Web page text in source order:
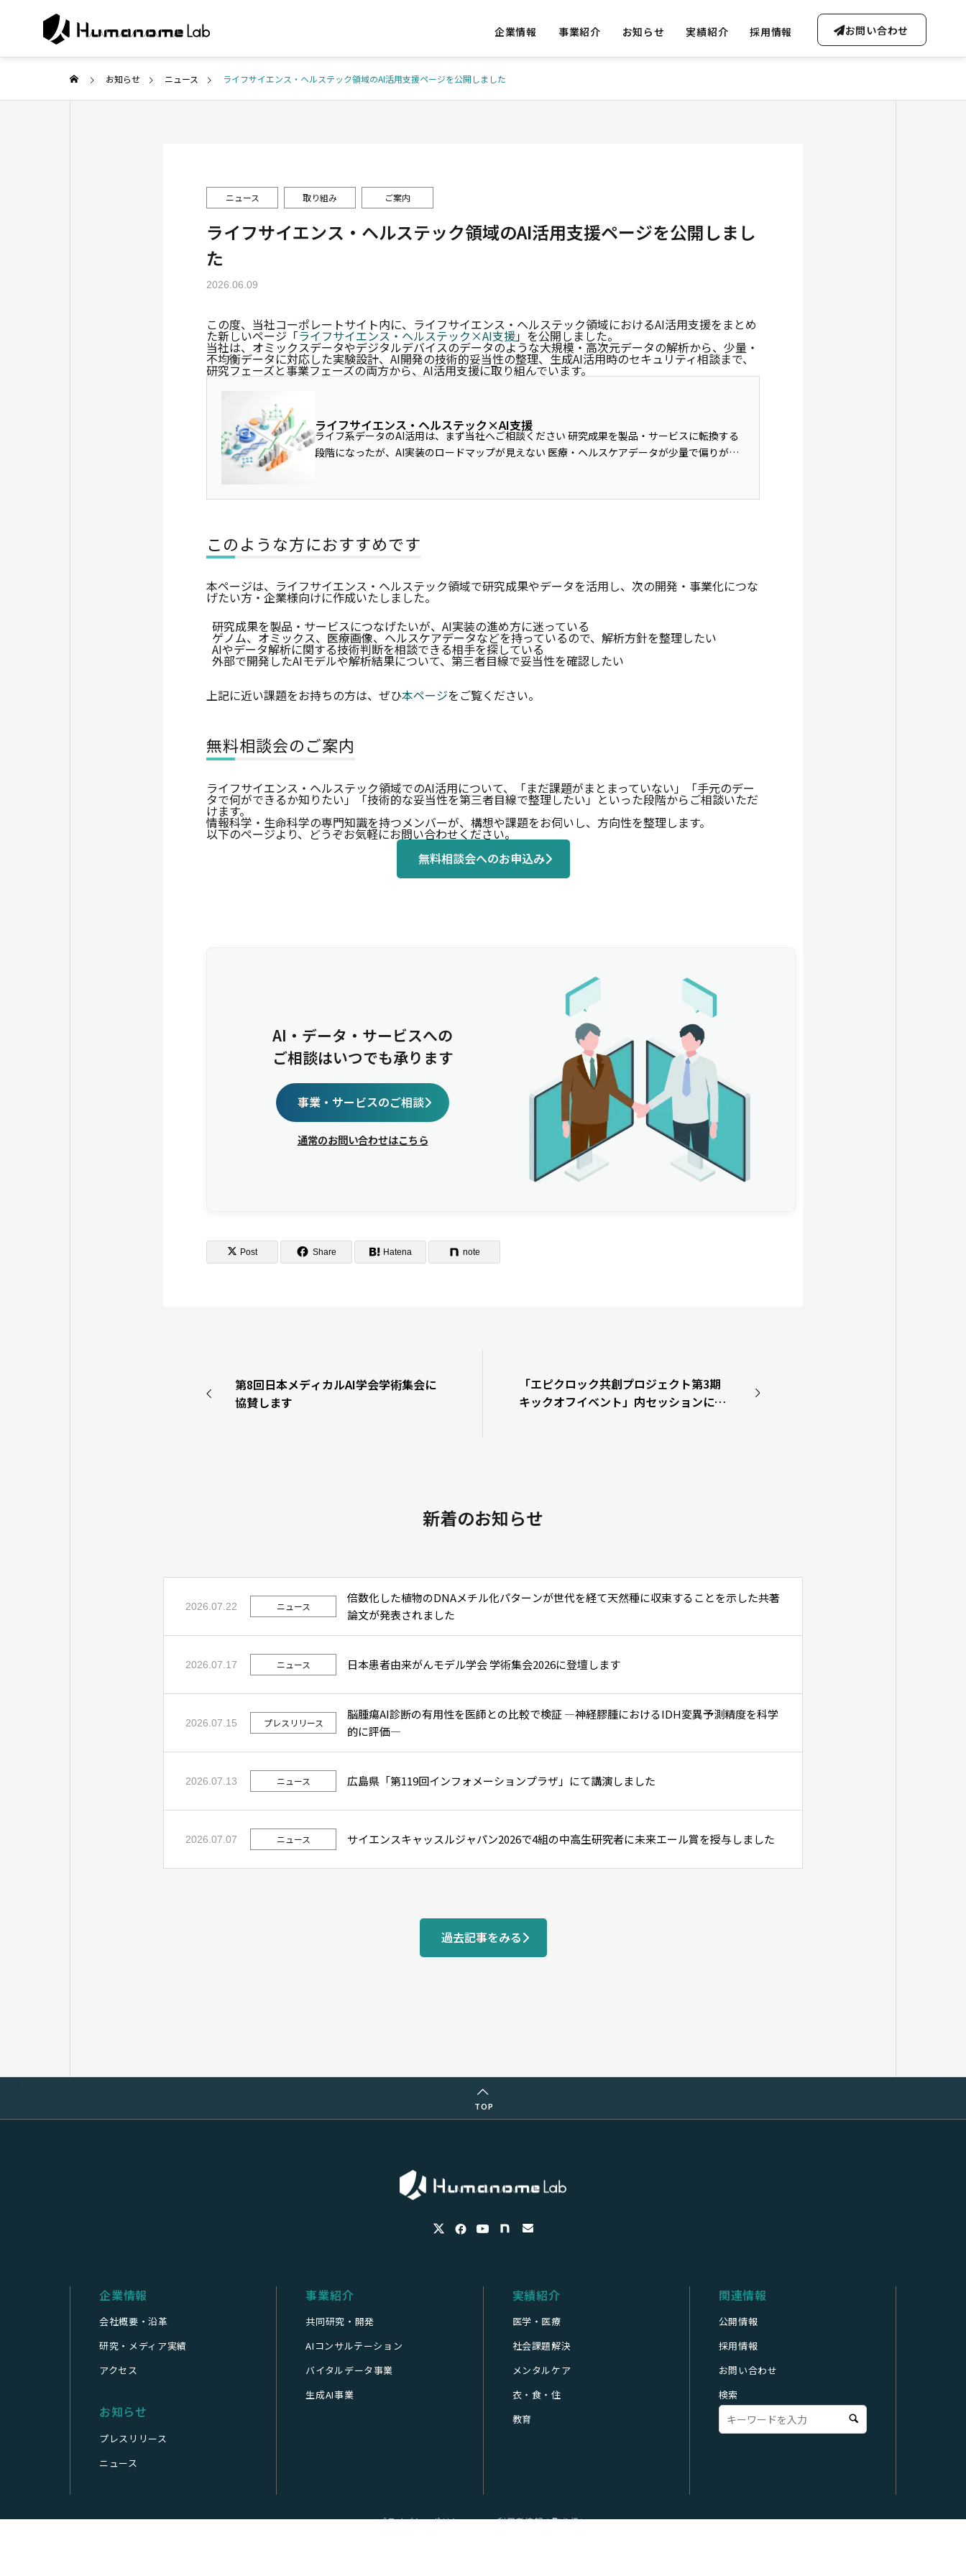
企業情報 事業紹介 お知らせ 実績紹介 採用情報 お問い合わせ
PUBLISHED ACCESS FREE CONSULTATION
search
お知らせ ニュース ライフサイエンス・ヘルステック領域のAI活用支援ページを公開しました
ニュース 取り組み ご案内
ライフサイエンス・ヘルステック領域のAI活用支援ページを公開しまし
た
2026.06.09
この度、当社コーポレートサイト内に、ライフサイエンス・ヘルステック領域におけるAI活用支援をまとめ
た新しいページ「ライフサイエンス・ヘルステック×AI支援」を公開しました。
当社は、オミックスデータやデジタルデバイスのデータのような大規模・高次元データの解析から、少量・
不均衡データに対応した実験設計、AI開発の技術的妥当性の整理、生成AI活用時のセキュリティ相談まで、
研究フェーズと事業フェーズの両方から、AI活用支援に取り組んでいます。
ライフサイエンス・ヘルステック×AI支援
ライフ系データのAI活用は、まず当社へご相談ください 研究成果を製品・サービスに転換する
段階になったが、AI実装のロードマップが見えない 医療・ヘルスケアデータが少量で偏りがあ
このような方におすすめです
本ページは、ライフサイエンス・ヘルステック領域で研究成果やデータを活用し、次の開発・事業化につな
げたい方・企業様向けに作成いたしました。
研究成果を製品・サービスにつなげたいが、AI実装の進め方に迷っている
ゲノム、オミックス、医療画像、ヘルスケアデータなどを持っているので、解析方針を整理したい
AIやデータ解析に関する技術判断を相談できる相手を探している
外部で開発したAIモデルや解析結果について、第三者目線で妥当性を確認したい
上記に近い課題をお持ちの方は、ぜひ本ページをご覧ください。
無料相談会のご案内
ライフサイエンス・ヘルステック領域でのAI活用について、「まだ課題がまとまっていない」「手元のデー
タで何ができるか知りたい」「技術的な妥当性を第三者目線で整理したい」といった段階からご相談いただ
けます。
情報科学・生命科学の専門知識を持つメンバーが、構想や課題をお伺いし、方向性を整理します。
以下のページより、どうぞお気軽にお問い合わせください。
無料相談会へのお申込み
AI・データ・サービスへの
ご相談はいつでも承ります
事業・サービスのご相談
通常のお問い合わせはこちら
Post Share Hatena note
第8回日本メディカルAI学会学術集会に
協賛します
「エピクロック共創プロジェクト第3期
キックオフイベント」内セッションに登
新着のお知らせ
2026.07.22 ニュース
倍数化した植物のDNAメチル化パターンが世代を経て天然種に収束することを示した共著
論文が発表されました
2026.07.17 ニュース 日本患者由来がんモデル学会 学術集会2026に登壇します
2026.07.15 プレスリリース
脳腫瘍AI診断の有用性を医師との比較で検証 ―神経膠腫におけるIDH変異予測精度を科学
的に評価―
2026.07.13 ニュース 広島県「第119回インフォメーションプラザ」にて講演しました
2026.07.07 ニュース サイエンスキャッスルジャパン2026で4組の中高生研究者に未来エール賞を授与しました
過去記事をみる
TOP
企業情報
会社概要・沿革
研究・メディア実績
アクセス
お知らせ
プレスリリース
ニュース
事業紹介
共同研究・開発
AIコンサルテーション
バイタルデータ事業
生成AI事業
実績紹介
医学・医療
社会課題解決
メンタルケア
衣・食・住
教育
関連情報
公開情報
採用情報
お問い合わせ
検索
プライバシーポリシー
利用者情報の取り扱い